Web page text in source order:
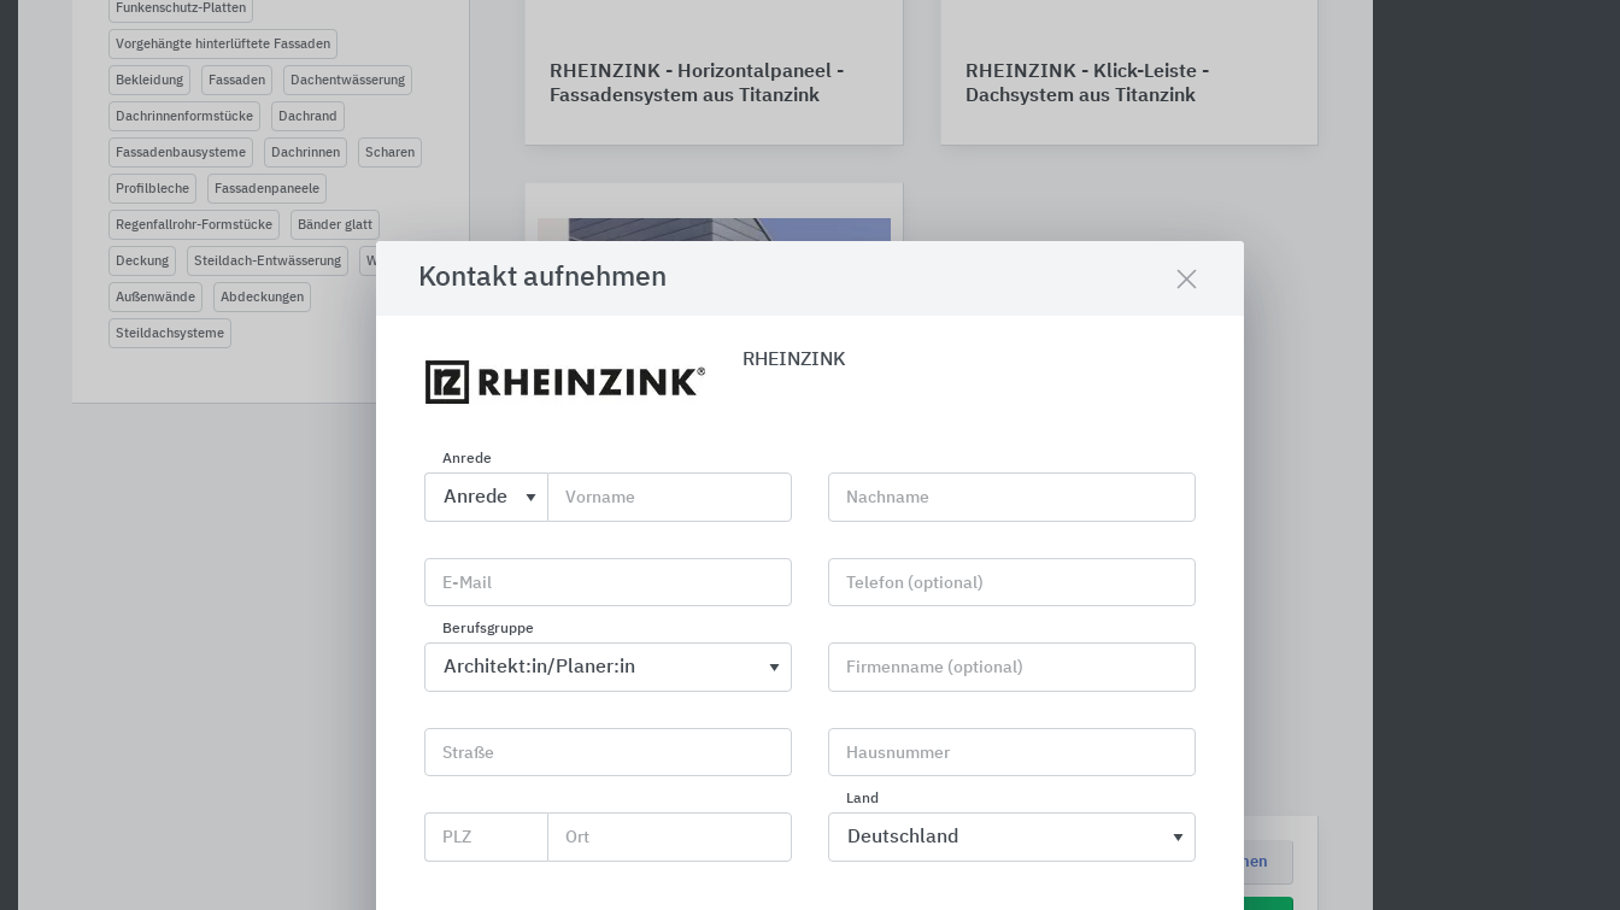
Funkenschutz-Platten
Vorgehängte hinterlüftete Fassaden
Bekleidung Fassaden Dachentwässerung
Dachrinnenformstücke Dachrand
Fassadenbausysteme Dachrinnen Scharen
Profilbleche Fassadenpaneele
Regenfallrohr-Formstücke Bänder glatt
Deckung Steildach-Entwässerung Wände
Außenwände Abdeckungen
Steildachsysteme
RHEINZINK - Horizontalpaneel -
Fassadensystem aus Titanzink
RHEINZINK - Klick-Leiste -
Dachsystem aus Titanzink
Fassadensystem aus Titanzink
Ausschreibungstexte
RHEINZINK Klick-Leiste (47 Texte) Positionen ansehen
Kontakt aufnehmen
RHEINZINK
Anrede
Vorname Nachname
E-Mail Telefon (optional)
Berufsgruppe
Firmenname (optional)
Straße Hausnummer
PLZ Ort
Land